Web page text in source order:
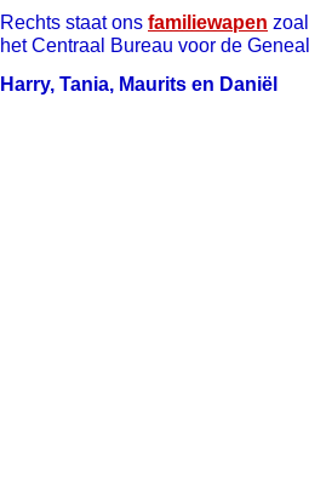
Rechts staat ons familiewapen
het Centraal Bureau voor de
Harry, Tania, Maurits en Daniël